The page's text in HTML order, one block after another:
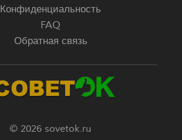
Конфиденциальность
FAQ
Обратная связь
© 2026 sovetok.ru